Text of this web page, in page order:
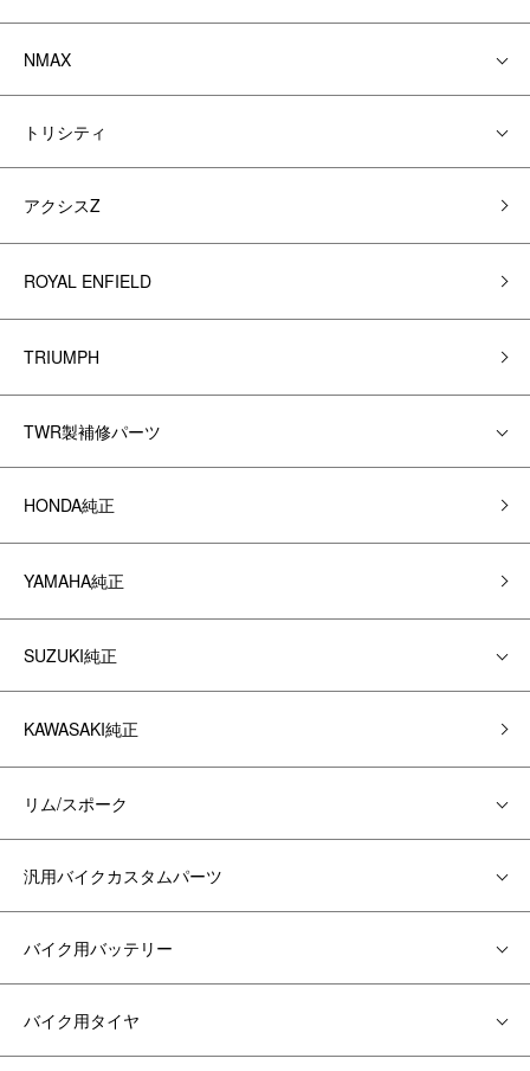
NMAX
トリシティ
アクシスZ
ROYAL ENFIELD
TRIUMPH
TWR製補修パーツ
HONDA純正
YAMAHA純正
SUZUKI純正
KAWASAKI純正
リム/スポーク
汎用バイクカスタムパーツ
バイク用バッテリー
バイク用タイヤ